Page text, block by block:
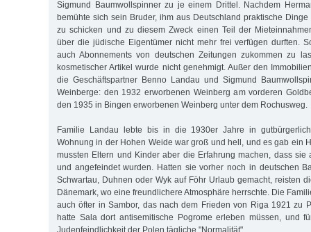
Sigmund Baumwollspinner zu je einem Drittel. Nachdem
bemühte sich sein Bruder, ihm aus Deutschland praktische
zu schicken und zu diesem Zweck einen Teil der
über die jüdische Eigentümer nicht mehr frei verfügen durften.
auch Abonnements von deutschen Zeitungen zukommen zu
kosmetischer Artikel wurde nicht genehmigt. Außer den
die Geschäftspartner Benno Landau und Sigmund
Weinberge: den 1932 erworbenen Weinberg am vorderen
den 1935 in Bingen erworbenen Weinberg unter dem Rochusweg.
Familie Landau lebte bis in die 1930er Jahre in
Wohnung in der Hohen Weide war groß und hell, und es gab ein
mussten Eltern und Kinder aber die Erfahrung machen, dass sie
und angefeindet wurden. Hatten sie vorher noch in deutschen
Schwartau, Duhnen oder Wyk auf Föhr Urlaub gemacht, reisten
Dänemark, wo eine freundlichere Atmosphäre herrschte. Die
auch öfter in Sambor, das nach dem Frieden von Riga 1921 zu
hatte Sala dort antisemitische Pogrome erleben müssen, und
Judenfeindlichkeit der Polen tägliche "Normalität".